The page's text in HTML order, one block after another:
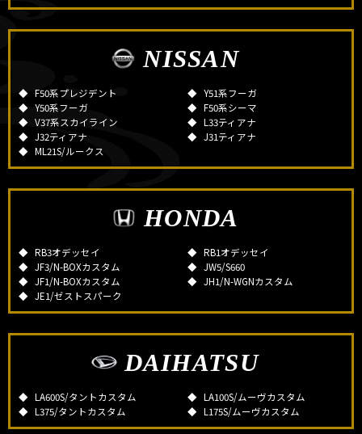
NISSAN
F50系プレジデント
Y51系フーガ
Y50系フーガ
F50系シーマ
V37系スカイライン
L33ティアナ
J32ティアナ
J31ティアナ
ML21S/ルークス
HONDA
RB3オデッセイ
RB1オデッセイ
JF3/N-BOXカスタム
JW5/S660
JF1/N-BOXカスタム
JH1/N-WGNカスタム
JE1/ゼストスパーク
DAIHATSU
LA600S/タントカスタム
LA100S/ムーヴカスタム
L375/タントカスタム
L175S/ムーヴカスタム